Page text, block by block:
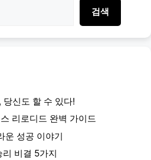
검색
당신도 할 수 있다!
리로디드 완벽 가이드
운 성공 이야기
비결 5가지